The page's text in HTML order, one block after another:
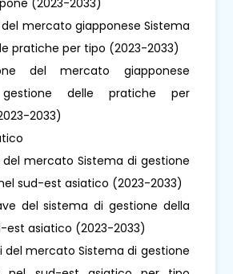
del mercato giapponese Sistema
pratiche per tipo (2023-2033)
del mercato giapponese
delle pratiche per
2033)
del mercato Sistema di gestione
sud-est asiatico (2023-2033)
del sistema di gestione della
est asiatico (2023-2033)
del mercato Sistema di gestione